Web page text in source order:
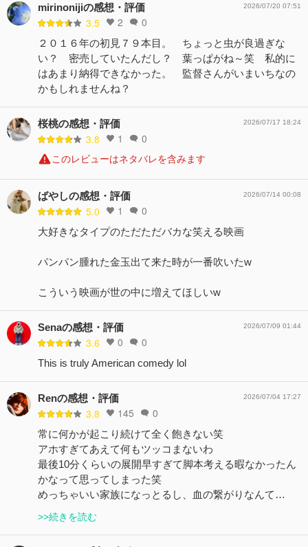
mirinonijiの感想・評価
3.5 2 0
2026/07/20 07:51
２０１６年の初見７９本目。 ちょっと虫が良過ぎな
い？ 密売していたんだし？ 葉っぱがね～笑 私的に
はあまり納得できなかった。 監督さんがいまいちなの
かもしれませんね？
桜桃の感想・評価
3.8 1 0
2026/07/17 18:24
このレビューはネタバレを含みます
ばやしの感想・評価
5.0 1 0
2026/07/14 00:08
大好きなタイプのただただバカな笑える映画
パンパン腫れた金玉出て来た時が一番吹いたw
こういう映画が世の中に増えてほしいw
Senaの感想・評価
3.6 0 0
2026/07/09 01:44
This is truly American comedy lol
Renの感想・評価
3.8 145 0
2026/07/04 17:27
常に何かが起こり続けて全く飽きない笑
アホすぎてあえて何もツッコまないわ
最後10分くらいの展開早すぎて脚本考える暇なかったん
かなって思ってしまった笑
めっちゃいい家族になっとるし、血の繋がりなんて…
>>続きを読む